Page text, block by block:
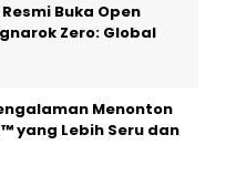
Buka Open
Zero: Global
Menonton
yang Lebih Seru dan